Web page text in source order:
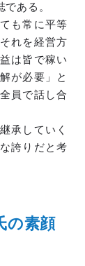
ある。
も常に平等
れを経営方
は皆で稼い
が必要」と
員で話し合
承していく
誇りだと考
の素顔